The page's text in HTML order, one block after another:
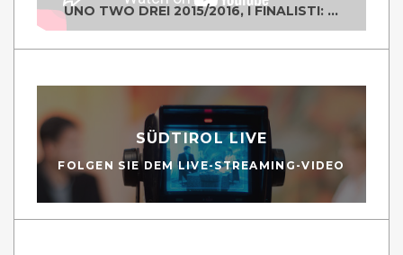
UNO TWO DREI 2015/2016, I FINALISTI: CLASSE IV ALS ISTITUTO "DEGASPERI" BORGO VALSUGANA
SÜDTIROL LIVE
FOLGEN SIE DEM LIVE-STREAMING-VIDEO